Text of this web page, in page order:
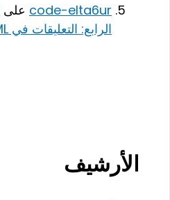
code-elta6ur على
الرابع: التعليقات في HTML
الأرشيف